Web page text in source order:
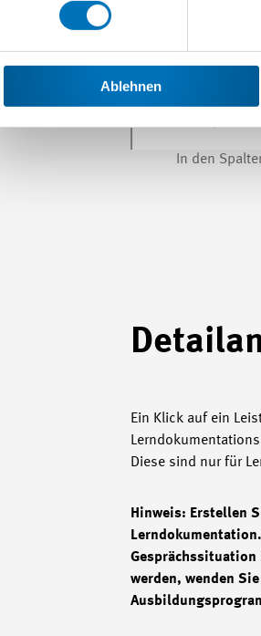
Ablehnen
In den
Ein Klick auf ein
Diese sind nur für
Hinweis: Erstellen
Gesprächssituation
werden, wenden